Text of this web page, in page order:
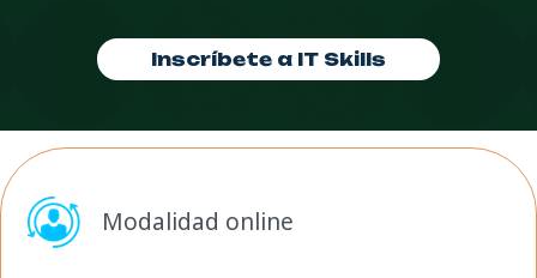
Inscríbete a IT Skills
Modalidad online